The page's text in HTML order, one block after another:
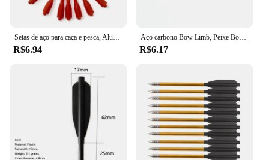
Setas de aço para caça e pesca, Alumínio Tiro Acessórios, Tiro com Arco Ferramentas, ao ar livre e Recreação, 5 PCs, 10 PCs, 15 PCs
R$6.94
Aço carbono Bow Limb, Peixe Bow String, Caça ao ar livre e Tiro Acessórios, 24 Strand, 16.73 ", 60,70 Libra
R$6.17